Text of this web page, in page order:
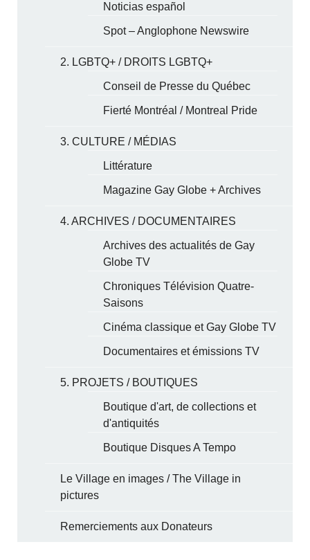
Noticias español
Spot – Anglophone Newswire
2. LGBTQ+ / DROITS LGBTQ+
Conseil de Presse du Québec
Fierté Montréal / Montreal Pride
3. CULTURE / MÉDIAS
Littérature
Magazine Gay Globe + Archives
4. ARCHIVES / DOCUMENTAIRES
Archives des actualités de Gay
Globe TV
Chroniques Télévision Quatre-
Saisons
Cinéma classique et Gay Globe TV
Documentaires et émissions TV
5. PROJETS / BOUTIQUES
Boutique d'art, de collections et
d'antiquités
Boutique Disques A Tempo
Le Village en images / The Village in
pictures
Remerciements aux Donateurs